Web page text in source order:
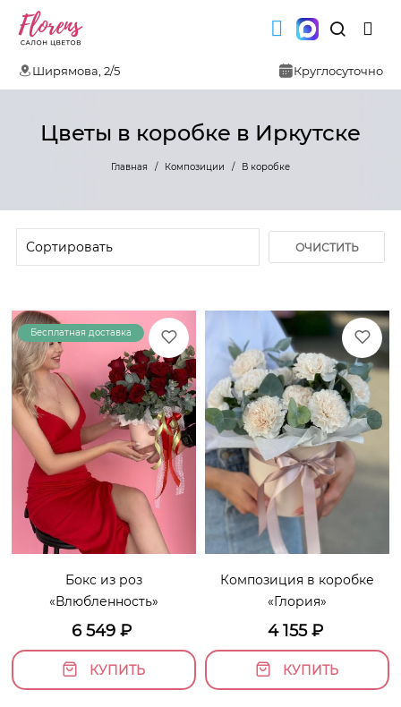
Ширямова, 2/5 Круглосуточно
Цветы в коробке в Иркутске
Главная Композиции В коробке
ОЧИСТИТЬ
Новинка!
Бесплатная доставка
Бокс из роз
«Влюбленность»
6 549 ₽
КУПИТЬ
Композиция в коробке
«Глория»
4 155₽
КУПИТЬ